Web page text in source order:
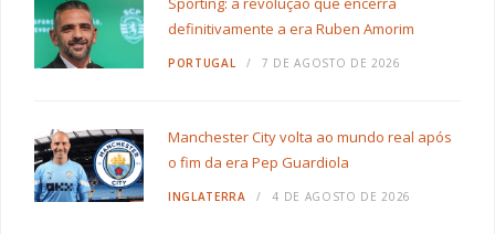
definitivamente a era Ruben Amorim
PORTUGAL 7 DE AGOSTO DE 2026
Manchester City volta ao mundo real após
o fim da era Pep Guardiola
INGLATERRA 4 DE AGOSTO DE 2026